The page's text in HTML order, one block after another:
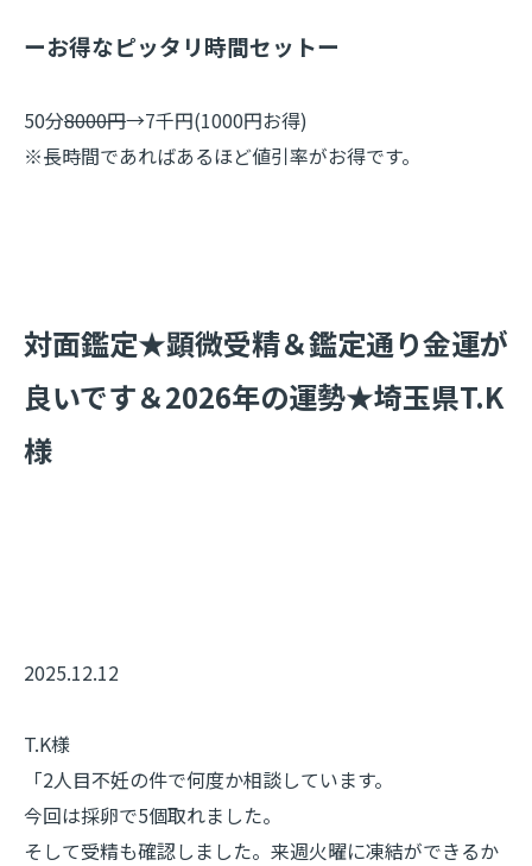
ーお得なピッタリ時間セットー
50分8000円→7千円(1000円お得)
※長時間であればあるほど値引率がお得です。
​対面鑑定★顕微受精＆鑑定通り金運が
良いです＆2026年の運勢★埼玉県T.K
様
2025.12.12
T.K様
「2人目不妊の件で何度か相談しています。
今回は採卵で5個取れました。
そして受精も確認しました。来週火曜に凍結ができるか